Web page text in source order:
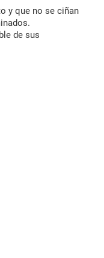
y que no se ciñan
de sus